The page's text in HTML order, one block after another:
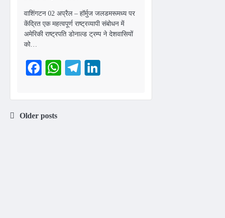
वाशिंगटन 02 अप्रैल – हॉर्मुज जलडमरूमध्य पर
केंद्रित एक महत्वपूर्ण राष्ट्रव्यापी संबोधन में
अमेरिकी राष्ट्रपति डोनाल्ड ट्रम्प ने देशवासियों
को…
Facebook
WhatsApp
Telegram
Posts
Older posts